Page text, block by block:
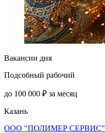
Вакансии дня
Подсобный рабочий
до 100 000 ₽ за месяц
Казань
ООО "ПОЛИМЕР СЕРВИС"